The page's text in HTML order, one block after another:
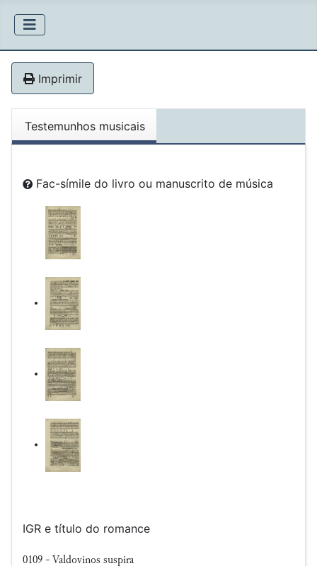
Imprimir
Testemunhos musicais
Fac-símile do livro ou manuscrito de música
IGR e título do romance
0109 - Valdovinos suspira